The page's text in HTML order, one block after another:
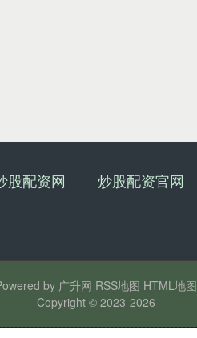
股配资网 炒股配资官网
by 广升网 RSS地图 HTML地图
Copyright © 2023-2026